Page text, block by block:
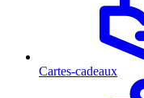
Cartes-cadeaux